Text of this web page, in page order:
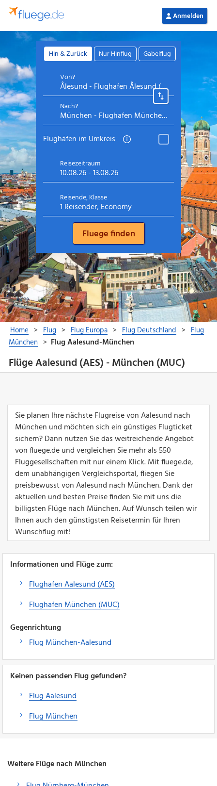
Flüge Aalesund (AES) - München (MUC)
Sie planen Ihre nächste Flugreise von Aalesund nach
München und möchten sich ein günstiges Flugticket
sichern? Dann nutzen Sie das weitreichende Angebot
von fluege.de und vergleichen Sie mehr als 550
Fluggesellschaften mit nur einem Klick. Mit fluege.de,
dem unabhängigen Vergleichsportal, fliegen Sie
preisbewusst von Aalesund nach München. Dank der
aktuellen und besten Preise finden Sie mit uns die
billigsten Flüge nach München. Auf Wunsch teilen wir
Ihnen auch den günstigsten Reisetermin für Ihren
Wunschflug mit!
Informationen und Flüge zum:
Flughafen Aalesund (AES)
Flughafen München (MUC)
Gegenrichtung
Flug München-Aalesund
Keinen passenden Flug gefunden?
Flug Aalesund
Flug München
Weitere Flüge nach München